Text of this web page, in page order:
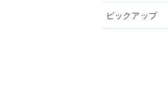
ピックアップ